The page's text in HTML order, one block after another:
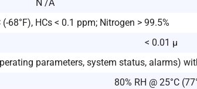
N /A
68°F), HCs < 0.1 ppm; Nitrogen > 99.5%
< 0.01 μ
parameters, system status, alarms)
80% RH @ 25°C